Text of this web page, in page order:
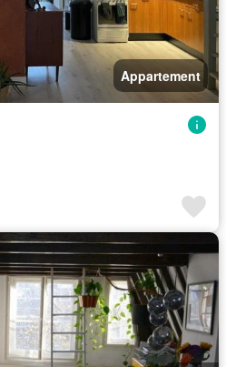
Appartement